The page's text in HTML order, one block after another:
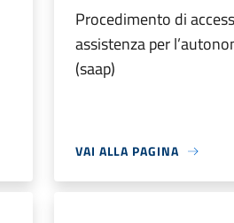
Procedimento di
assistenza per
(saap)
VAI ALLA PAGINA